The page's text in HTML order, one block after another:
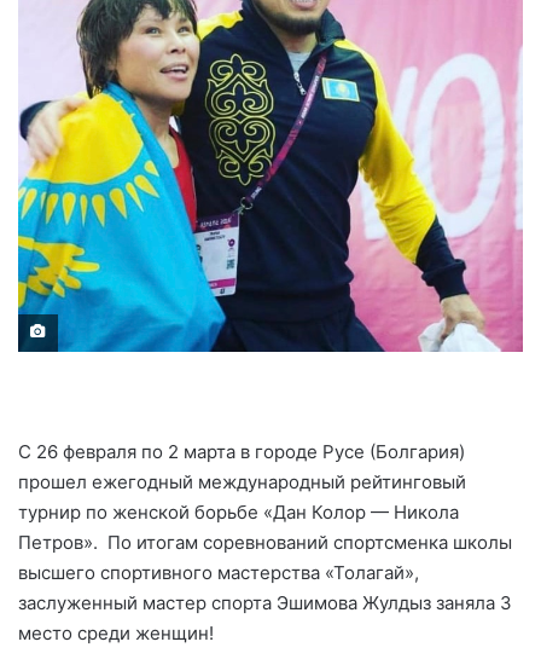
С 26 февраля по 2 марта в городе Русе (Болгария)
прошел ежегодный международный рейтинговый
турнир по женской борьбе «Дан Колор — Никола
Петров». По итогам соревнований спортсменка школы
высшего спортивного мастерства «Толагай»,
заслуженный мастер спорта Эшимова Жулдыз заняла 3
место среди женщин!